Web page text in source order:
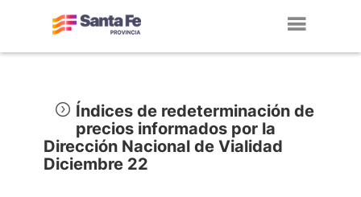
Índices de redeterminación de
precios informados por la
Dirección Nacional de Vialidad
Diciembre 22